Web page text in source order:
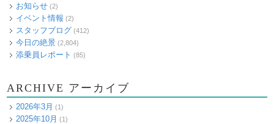
お知らせ (2)
イベント情報 (2)
スタッフブログ (412)
今日の絶景 (2,804)
添乗員レポート (85)
ARCHIVE アーカイブ
2026年3月 (1)
2025年10月 (1)